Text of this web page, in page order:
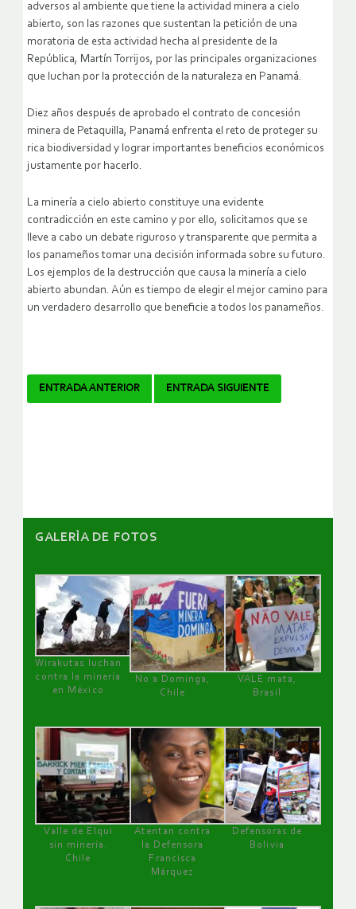
adversos al ambiente que tiene la actividad minera a cielo
abierto, son las razones que sustentan la petición de una
moratoria de esta actividad hecha al presidente de la
República, Martín Torrijos, por las principales organizaciones
que luchan por la protección de la naturaleza en Panamá.
Diez años después de aprobado el contrato de concesión
minera de Petaquilla, Panamá enfrenta el reto de proteger su
rica biodiversidad y lograr importantes beneficios económicos
justamente por hacerlo.
La minería a cielo abierto constituye una evidente
contradicción en este camino y por ello, solicitamos que se
lleve a cabo un debate riguroso y transparente que permita a
los panameños tomar una decisión informada sobre su futuro.
Los ejemplos de la destrucción que causa la minería a cielo
abierto abundan. Aún es tiempo de elegir el mejor camino para
un verdadero desarrollo que beneficie a todos los panameños.
Navegador
ENTRADA ANTERIOR ENTRADA SIGUIENTE
GALERÌA DE FOTOS
Wirakutas luchan
contra la minería
en México
No a Dominga,
Chile
VALE mata,
Brasil
Valle de Elqui
sin minería.
Chile
Atentan contra
la Defensora
Francisca
Márquez
Defensoras de
Bolivia